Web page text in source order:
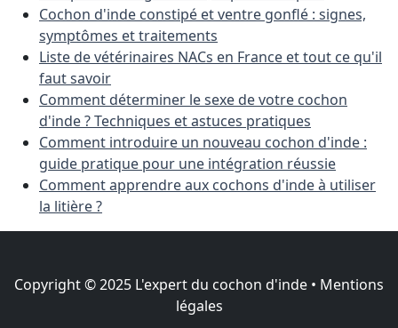
Cochon d'inde constipé et ventre gonflé : signes,
symptômes et traitements
Liste de vétérinaires NACs en France et tout ce qu'il
faut savoir
Comment déterminer le sexe de votre cochon
d'inde ? Techniques et astuces pratiques
Comment introduire un nouveau cochon d'inde :
guide pratique pour une intégration réussie
Comment apprendre aux cochons d'inde à utiliser
la litière ?
Copyright © 2025 L'expert du cochon d'inde • Mentions
légales